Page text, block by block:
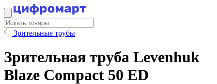
Зрительные трубы
Зрительная труба Levenhuk
Blaze Compact 50 ED